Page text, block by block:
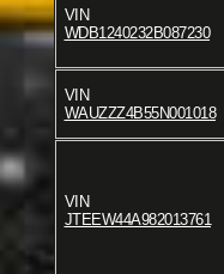
VIN
WDB1240232B087230
VIN
WAUZZZ4B55N001018
VIN
JTEEW44A982013761